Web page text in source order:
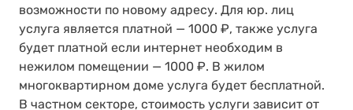
возможности по новому адресу. Для юр. лиц
услуга является платной — 1000 ₽, также услуга
будет платной если интернет необходим в
нежилом помещении — 1000 ₽. В жилом
многоквартирном доме услуга будет бесплатной.
В частном секторе, стоимость услуги зависит от